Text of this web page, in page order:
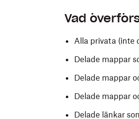
Vad
Alla privata (inte
Delade mappar
Delade mappar
Delade mappar
Delade länkar